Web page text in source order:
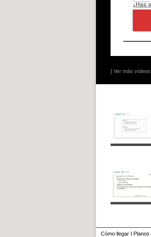
[ Ver más
Cómo llegar I Planos